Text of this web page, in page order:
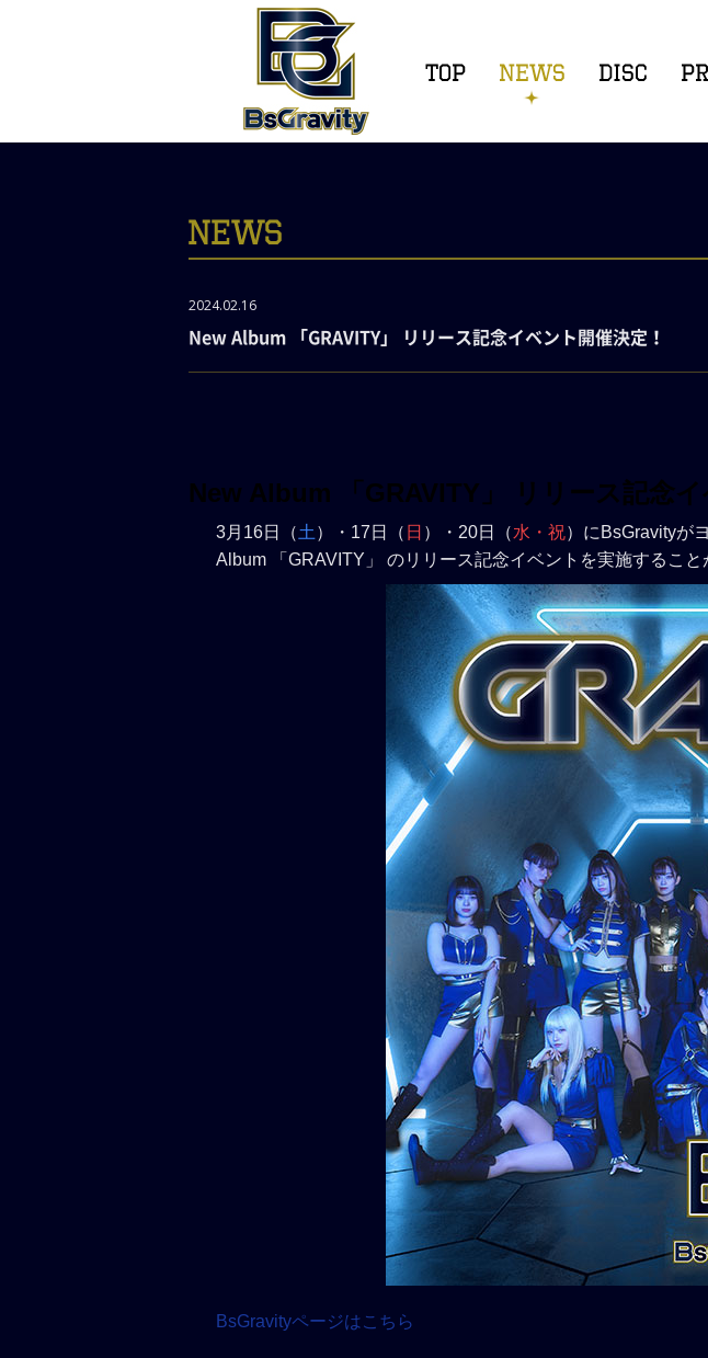
2024.02.16
New Album 「GRAVITY」 リリース記念イベント開催決定！
New Album 「GRAVITY」 リリース記念イ
3月16日（土 ）・17日（ 日 ）・20日（水・祝）にBsGravityが
Album 「GRAVITY」 のリリース記念イベントを実施するこ
BsGravityページはこちら